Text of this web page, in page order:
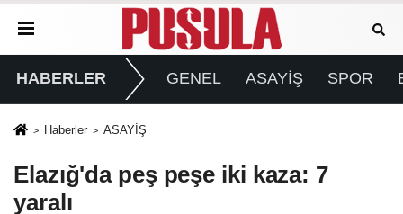
HABERLER GENEL ASAYİŞ SPOR
Haberler ASAYİŞ
Elazığ'da peş peşe iki kaza: 7
yaralı